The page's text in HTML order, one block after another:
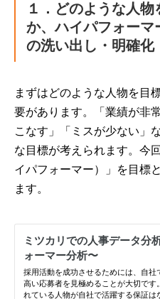
１．どのような人物
か、ハイパフォーマ
の洗い出し・明確化
まずはどのような人物を目
要があります。「業績が非
こなす」「ミスが少ない」
な目標が考えられます。今
イパフォーマー）」を目標
ます。